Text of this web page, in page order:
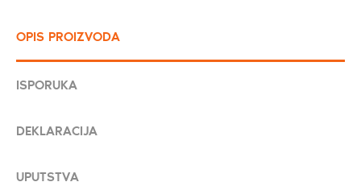
OPIS PROIZVODA
ISPORUKA
DEKLARACIJA
UPUTSTVA